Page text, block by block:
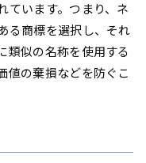
ています。つまり、ネ
る商標を選択し、それ
類似の名称を使用する
値の棄損などを防ぐこ